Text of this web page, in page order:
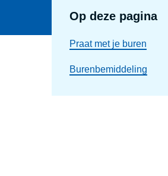
Op deze pagina
Praat met je buren
Burenbemiddeling